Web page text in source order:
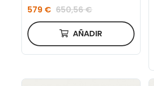
579 € 650,56 €
AÑADIR